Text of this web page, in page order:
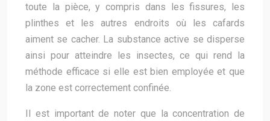
toute la pièce, y compris dans les fissures, les
plinthes et les autres endroits où les cafards
aiment se cacher. La substance active se disperse
ainsi pour atteindre les insectes, ce qui rend la
méthode efficace si elle est bien employée et que
la zone est correctement confinée.
Il est important de noter que la concentration de